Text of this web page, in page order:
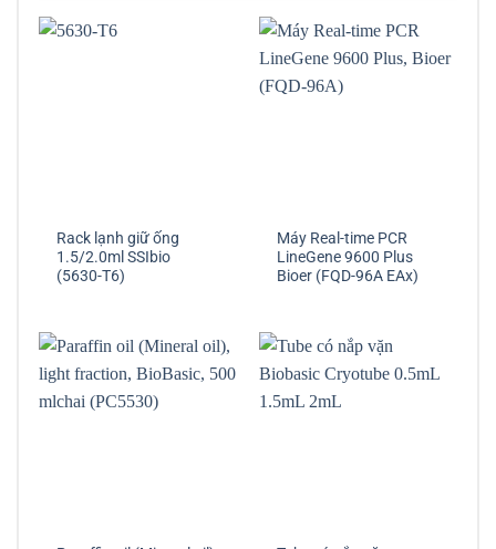
Rack lạnh giữ ống
1.5/2.0ml SSIbio
(5630-T6)
Máy Real-time PCR
LineGene 9600 Plus
Bioer (FQD-96A EAx)